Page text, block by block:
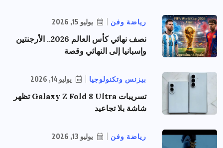
رياضة وفن يوليو 15, 2026
نصف نهائي كأس العالم 2026.. الأرجنتين
وإسبانيا إلى النهائي وقصة
بيزنس وتكنولوجيا يوليو 14, 2026
تسريبات Galaxy Z Fold 8 Ultra تظهر
شاشة بلا تجاعيد
رياضة وفن يوليو 13, 2026